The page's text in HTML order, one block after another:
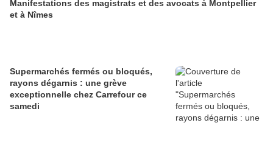
Manifestations des magistrats et des avocats à Montpellier
et à Nîmes
Supermarchés fermés ou bloqués,
rayons dégarnis : une grève
exceptionnelle chez Carrefour ce
samedi